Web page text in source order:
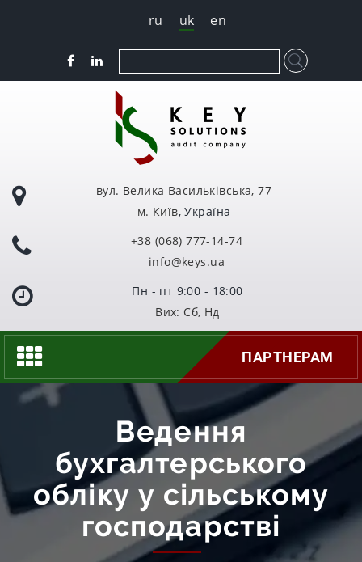
ru uk en
вул. Велика Васильківська, 77
м. Київ, Україна
+38 (068) 777-14-74
info@keys.ua
Пн - пт 9:00 - 18:00
Вих: Сб, Нд
ПАРТНЕРАМ
Ведення
бухгалтерського
обліку у сільському
господарстві